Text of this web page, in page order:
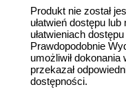
Produkt nie został
ułatwień dostępu
ułatwieniach
Prawdopodobnie
umożliwił
przekazał
dostępności.